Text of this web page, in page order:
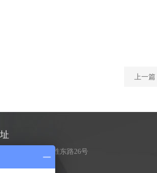
上一篇
常州市金坛区金胜东路26号